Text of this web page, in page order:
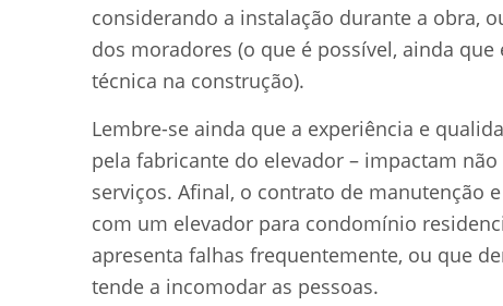
considerando a instalação durante a obra,
dos moradores (o que é possível, ainda
técnica na construção).
Lembre-se ainda que a experiência e
pela fabricante do elevador – impactam
serviços. Afinal, o contrato de manutenção
com um elevador para condomínio
apresenta falhas frequentemente, ou que
tende a incomodar as pessoas.